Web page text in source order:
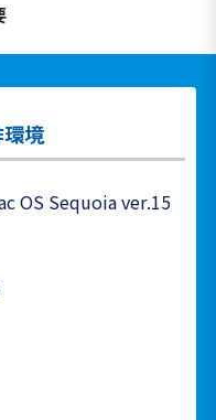
境
OS Sequoia ver.15